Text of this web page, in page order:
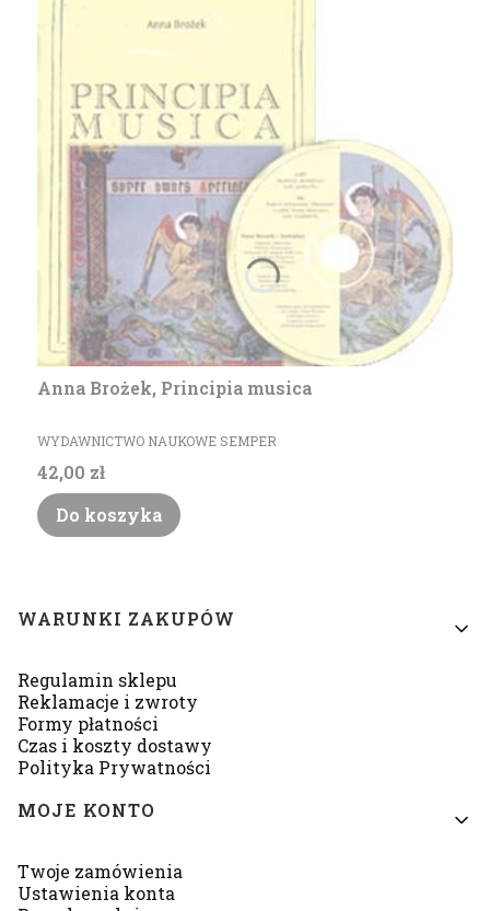
Anna Brożek, Principia musica
PRODUCENT
WYDAWNICTWO NAUKOWE SEMPER
Cena
42,00 zł
Do koszyka
Linki w stopce
WARUNKI ZAKUPÓW
Regulamin sklepu
Reklamacje i zwroty
Formy płatności
Czas i koszty dostawy
Polityka Prywatności
MOJE KONTO
Twoje zamówienia
Ustawienia konta